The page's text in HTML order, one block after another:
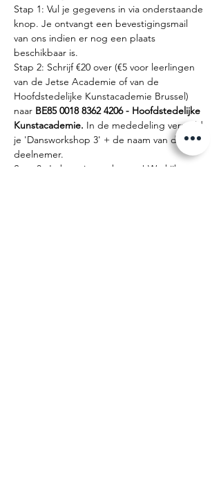
Stap 1: Vul je gegevens in via onderstaande
knop. Je ontvangt een bevestigingsmail
van ons indien er nog een plaats
beschikbaar is.
Stap 2: Schrijf €20 over (€5 voor leerlingen
van de Jetse Academie of van de
Hoofdstedelijke Kunstacademie Brussel)
naar BE85 0018 8362 4206 - Hoofdstedelijke
Kunstacademie. In de mededeling vermeld
je 'Dansworkshop 3' + de naam van de
deelnemer.
Stap 3: Je bent ingeschreven! We kijken er